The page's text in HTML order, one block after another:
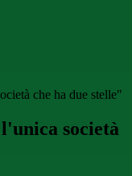
che ha due stelle"
società